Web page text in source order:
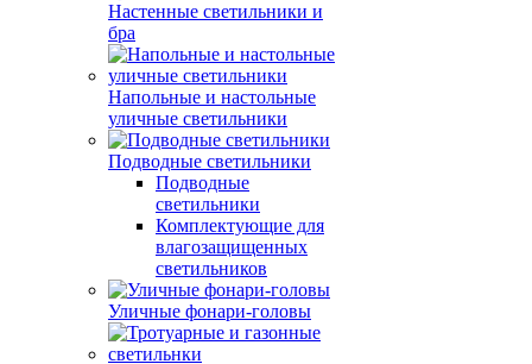
Настенные светильники и
бра
Напольные и настольные
уличные светильники
Подводные светильники
Подводные
светильники
Комплектующие для
влагозащищенных
светильников
Уличные фонари-головы